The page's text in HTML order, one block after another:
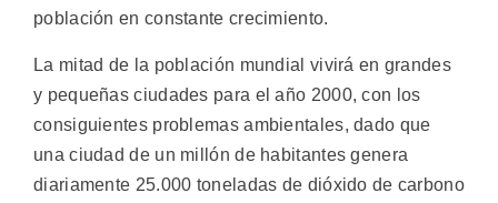
población en constante crecimiento.
La mitad de la población mundial vivirá en grandes
y pequeñas ciudades para el año 2000, con los
consiguientes problemas ambientales, dado que
una ciudad de un millón de habitantes genera
diariamente 25.000 toneladas de dióxido de carbono